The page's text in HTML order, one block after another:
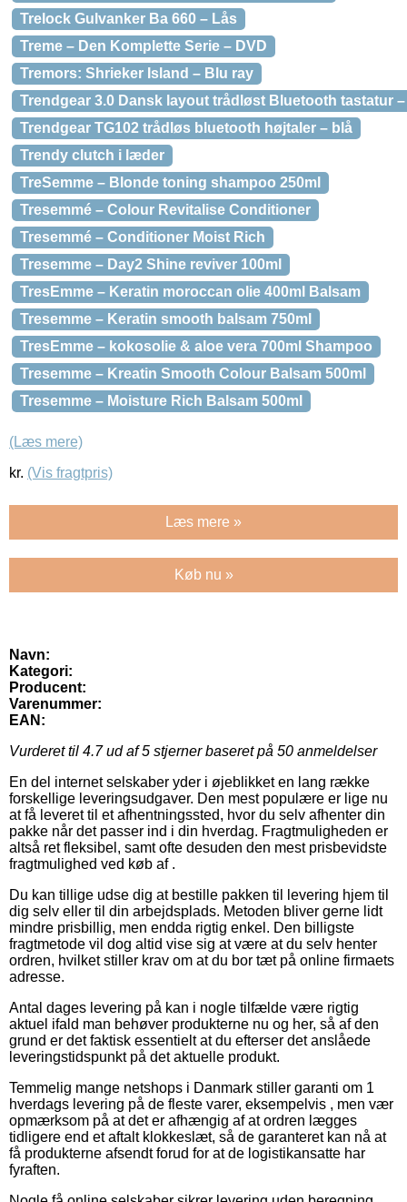
Trelock Gulvanker Ba 660 – Lås
Treme – Den Komplette Serie – DVD
Tremors: Shrieker Island – Blu ray
Trendgear 3.0 Dansk layout trådløst Bluetooth tastatur
Trendgear TG102 trådløs bluetooth højtaler – blå
Trendy clutch i læder
TreSemme – Blonde toning shampoo 250ml
Tresemmé – Colour Revitalise Conditioner
Tresemmé – Conditioner Moist Rich
Tresemme – Day2 Shine reviver 100ml
TresEmme – Keratin moroccan olie 400ml Balsam
Tresemme – Keratin smooth balsam 750ml
TresEmme – kokosolie & aloe vera 700ml Shampoo
Tresemme – Kreatin Smooth Colour Balsam 500ml
Tresemme – Moisture Rich Balsam 500ml
(Læs mere)
kr. (Vis fragtpris)
Læs mere »
Køb nu »
Navn:
Kategori:
Producent:
Varenummer:
EAN:
Vurderet til 4.7ud af 5 stjerner baseret på 50 anmeldelser
En del internet selskaber yder i øjeblikket en lang række
forskellige leveringsudgaver. Den mest populære er lige nu
at få leveret til et afhentningssted, hvor du selv afhenter din
pakke når det passer ind i din hverdag. Fragtmuligheden er
altså ret fleksibel, samt ofte desuden den mest prisbevidste
fragtmulighed ved køb af .
Du kan tillige udse dig at bestille pakken til levering hjem til
dig selv eller til din arbejdsplads. Metoden bliver gerne lidt
mindre prisbillig, men endda rigtig enkel. Den billigste
fragtmetode vil dog altid vise sig at være at du selv henter
ordren, hvilket stiller krav om at du bor tæt på online firmaets
adresse.
Antal dages levering på kan i nogle tilfælde være rigtig
aktuel ifald man behøver produkterne nu og her, så af den
grund er det faktisk essentielt at du efterser det anslåede
leveringstidspunkt på det aktuelle produkt.
Temmelig mange netshops i Danmark stiller garanti om 1
hverdags levering på de fleste varer, eksempelvis , men vær
opmærksom på at det er afhængig af at ordren lægges
tidligere end et aftalt klokkeslæt, så de garanteret kan nå at
få produkterne afsendt forud for at de logistikansatte har
fyraften.